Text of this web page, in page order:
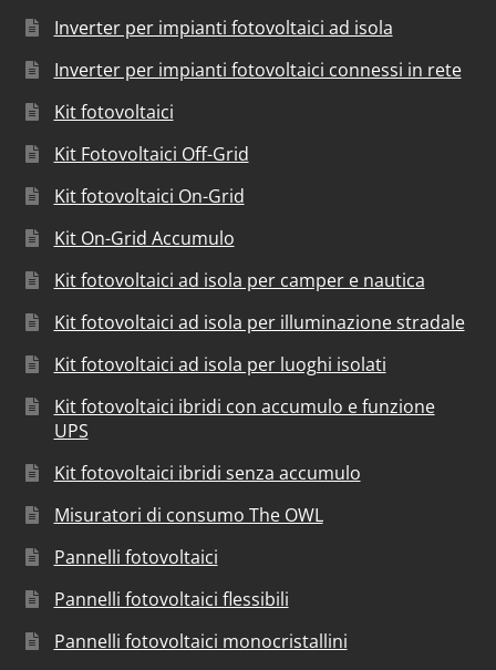
Inverter per impianti fotovoltaici ad isola
Inverter per impianti fotovoltaici connessi in rete
Kit fotovoltaici
Kit Fotovoltaici Off-Grid
Kit fotovoltaici On-Grid
Kit On-Grid Accumulo
Kit fotovoltaici ad isola per camper e nautica
Kit fotovoltaici ad isola per illuminazione stradale
Kit fotovoltaici ad isola per luoghi isolati
Kit fotovoltaici ibridi con accumulo e funzione
UPS
Kit fotovoltaici ibridi senza accumulo
Misuratori di consumo The OWL
Pannelli fotovoltaici
Pannelli fotovoltaici flessibili
Pannelli fotovoltaici monocristallini